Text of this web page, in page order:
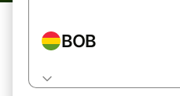
BOB